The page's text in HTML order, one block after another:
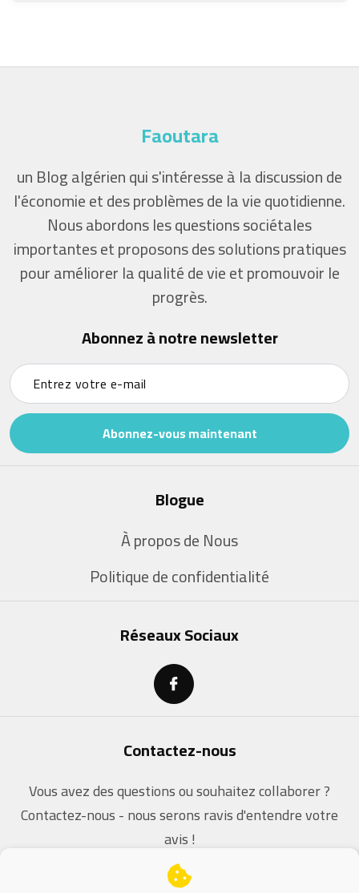
Faoutara
un Blog algérien qui s'intéresse à la discussion de
l'économie et des problèmes de la vie quotidienne.
Nous abordons les questions sociétales
importantes et proposons des solutions pratiques
pour améliorer la qualité de vie et promouvoir le
progrès.
Abonnez à notre newsletter
Abonnez-vous maintenant
Blogue
À propos de Nous
Politique de confidentialité
Réseaux Sociaux
Contactez-nous
Vous avez des questions ou souhaitez collaborer ?
Contactez-nous - nous serons ravis d'entendre votre
avis !
contact@dz-coders.com